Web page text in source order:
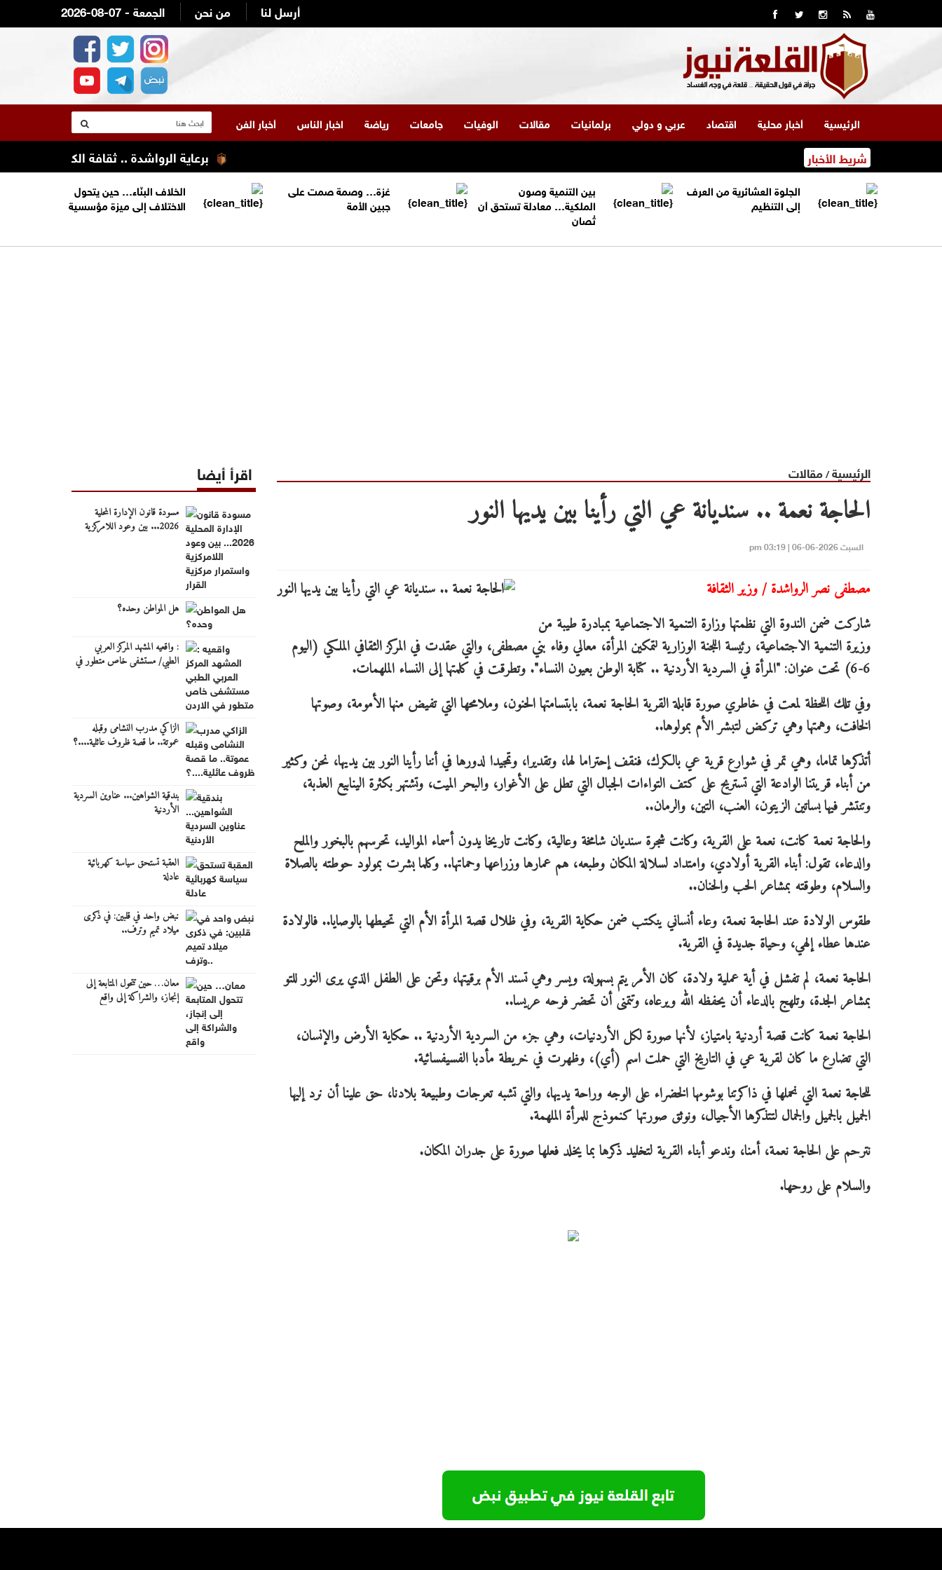
2026-08-07 - الجمعة من نحن أرسل لنا
الرئيسية أخبار محلية اقتصاد عربي و دولي برلمانيات مقالات الوفيات جامعات رياضة اخبار الناس أخبار الفن
شريط الأخبار برعاية الرواشدة .. ثقافة الكرك تنظم
الجلوة العشائرية من العرف
إلى التنظيم
بين التنمية وصون
الملكية… معادلة تستحق أن
تُصان
غزة… وصمة صمت على
جبين الأمة
الخلاف البنّاء… حين يتحول
الاختلاف إلى ميزة مؤسسية
الرئيسية/مقالات
‏الحاجة نعمة .. سنديانة عي التي رأينا بين يديها النور
السبت 2026-06-06 | 03:19 pm
مصطفى نصر الرواشدة / وزير الثقافة
شاركت ضمن الندوة التي نظمتها وزارة التنمية الاجتماعية بمبادرة طيبة من
وزيرة التنمية الاجتماعية، رئيسة اللجنة الوزارية لتمكين المرأة، معالي وفاء بني مصطفى، والتي عقدت في المركز الثقافي الملكي (اليوم
6-6) تحت عنوان: "المرأة في السردية الأردنية .. كتابة الوطن بعيون النساء". وتطرقت في كلمتها إلى النساء الملهمات.
وفي تلك اللحظة لمعت في خاطري صورة قابلة القرية الحاجة نعمة، بابتسامتها الحنون، وملامحها التي تفيض منها الأمومة، وصوتها
الخافت، وهمتها وهي تركض لتبشر الأم بمولوها..
أتذكرها تماما، وهي تمر في شوارع قرية عي بالكرك، فنقف إحتراما لها، وتقديرا، وتمجيدا لدورها في أننا رأينا النور بين يديها، نحن وكثير
من أبناء قريتنا الوادعة التي تستريح على كتف التواءات الجبال التي تطل على الأغوار، والبحر الميت، وتشتهر بكثرة الينابيع العذبة،
وتنتشر فيها بساتين الزيتون، العنب، التين، والرمان..
والحاجة نعمة كانت، نعمة على القرية، وكانت شجرة سنديان شامخة وعالية، وكانت تاريخا يدون أسماء المواليد، تحرسهم بالبخور والملح
والدعاء، تقول: أبناء القرية أولادي، وامتداد لسلالة المكان وطبعه، هم عمارها وزراعها وحماتها.. وكلما بشرت بمولود حوطته بالصلاة
والسلام، وطوقته بمشاعر الحب والحنان..
طقوس الولادة عند الحاجة نعمة، وعاء أنساني ينكتب ضمن حكاية القرية، وفي ظلال قصة المرأة الأم التي تحيطها بالوصايا.. فالولادة
عندها عطاء إلهي، وحياة جديدة في القرية.
الحاجة نعمة، لم تفشل في أية عملية ولادة، كان الأمر يتم بسهولة، ويسر وهي تسند الأم برقيتها، وتحن على الطفل الذي يرى النور للتو
بمشاعر الجدة، وتلهج بالدعاء أن يحفظه الله ويرعاه، وتتمنى أن تحضر فرحه عريسا..
الحاجة نعمة كانت قصة أردنية بامتياز، لأنها صورة لكل الأردنيات، وهي جزء من السردية الأردنية .. حكاية الأرض والإنسان،
التي تضارع ما كان لقرية عي في التاريخ التي حملت اسم (أي)، وظهرت في خريطة مأدبا الفسيفسائية.
للحاجة نعمة التي نحملها في ذاكرتنا بوشومها الخضراء على الوجه وراحة يديها، والتي تشبه تعرجات وطبيعة بلادنا، حق علينا أن نرد إليها
الجميل بالجميل والجمال لتتذكرها الأجيال، ونوثق صورتها كنموذج للمرأة الملهمة.
نترحم على الحاجة نعمة، أمنا، وندعو أبناء القرية لتخليد ذكرها بما يخلد فعلها صورة على جدران المكان.
والسلام على روحها.
اقرأ أيضا
مسودة قانون الإدارة المحلية
2026... بين وعود اللامركزية
هل المواطن وحده؟
: واقعيه المشهد المركز العربي
الطبي/ مستشفى خاص متطور في
الزاكي مدرب النشامى وقبله
عموتة.. ما قصة ظروف عائلية....؟
بندقية الشواهين... عناوين السردية
الأردنية
العقبة تستحق سياسة كهربائية
عادلة
نبض واحد في قلبين: في ذكرى
ميلاد تميم وترف..
معان… حين تتحول المتابعة إلى
إنجاز، والشراكة إلى واقع